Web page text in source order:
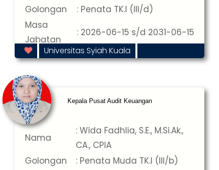
Golongan
: Penata TK.I (III/d)
Masa
Jabatan
: 2026-06-15 s/d 2031-06-15
Universitas Syiah Kuala
Kepala Pusat Audit Keuangan
Nama
: Wida Fadhlia, S.E., M.Si.Ak.,
CA., CPIA
Golongan
: Penata Muda TK.I (III/b)